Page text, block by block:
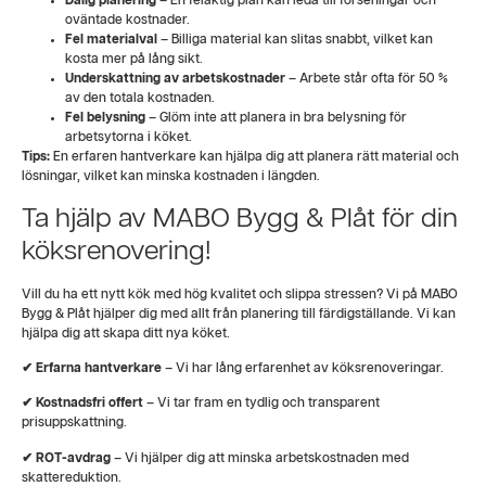
oväntade kostnader.
Fel materialval – Billiga material kan slitas snabbt, vilket kan
kosta mer på lång sikt.
Underskattning av arbetskostnader – Arbete står ofta för 50 %
av den totala kostnaden.
Fel belysning – Glöm inte att planera in bra belysning för
arbetsytorna i köket.
Tips: En erfaren hantverkare kan hjälpa dig att planera rätt material och
lösningar, vilket kan minska kostnaden i längden.
Ta hjälp av MABO Bygg & Plåt för din
köksrenovering!
Vill du ha ett nytt kök med hög kvalitet och slippa stressen? Vi på MABO
Bygg & Plåt hjälper dig med allt från planering till färdigställande. Vi kan
hjälpa dig att skapa ditt nya köket.
✔ Erfarna hantverkare – Vi har lång erfarenhet av köksrenoveringar.
✔ Kostnadsfri offert – Vi tar fram en tydlig och transparent
prisuppskattning.
✔ ROT-avdrag – Vi hjälper dig att minska arbetskostnaden med
skattereduktion.